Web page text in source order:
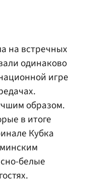
на встречных
одинаково
игре
образом.
в итоге
Кубка
белые